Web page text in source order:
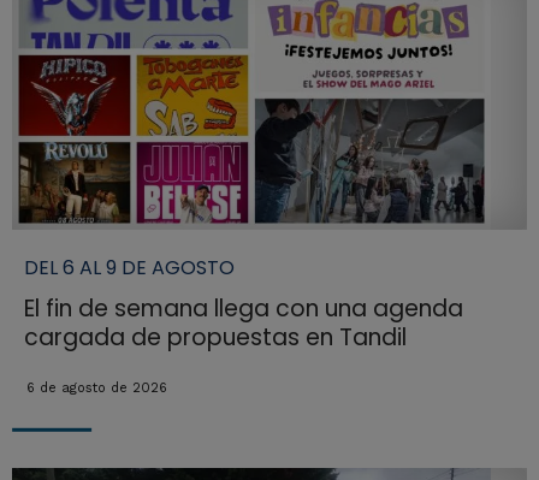
DEL 6 AL 9 DE AGOSTO
El fin de semana llega con una agenda
cargada de propuestas en Tandil
6 de agosto de 2026